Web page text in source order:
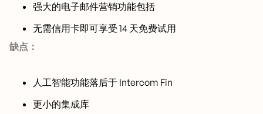
强大的电子邮件营销功能包括
无需信用卡即可享受 14 天免费试用
缺点：
人工智能功能落后于 Intercom Fin
更小的集成库